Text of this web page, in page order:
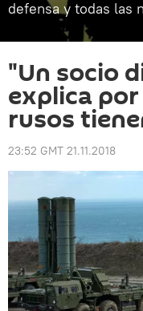
defensa y todas las
"Un socio
explica
rusos
23:52 GMT 21.11.2018